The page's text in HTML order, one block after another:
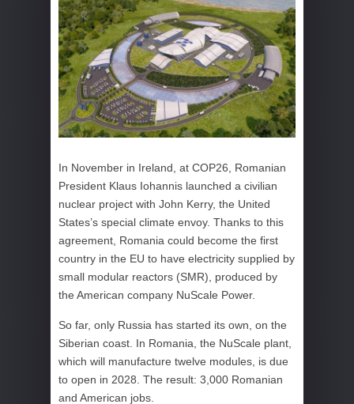
In November in Ireland, at COP26, Romanian
President Klaus Iohannis launched a civilian
nuclear project with John Kerry, the United
States’s special climate envoy. Thanks to this
agreement, Romania could become the first
country in the EU to have electricity supplied by
small modular reactors (SMR), produced by
the American company NuScale Power.
So far, only Russia has started its own, on the
Siberian coast. In Romania, the NuScale plant,
which will manufacture twelve modules, is due
to open in 2028. The result: 3,000 Romanian
and American jobs.